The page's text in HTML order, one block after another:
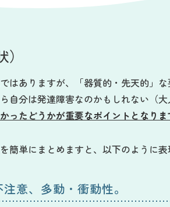
はありますが、「器質的・先天的」な
自分は発達障害なのかもしれない（大
ったどうかが重要なポイントとなりま
簡単にまとめますと、以下のように表
意、多動・衝動性。